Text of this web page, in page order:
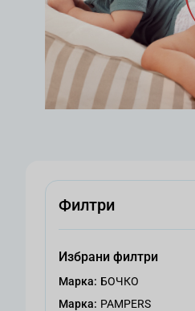
Филтри
Избрани филтри
Mарка: БОЧКО
Mарка: PAMPERS